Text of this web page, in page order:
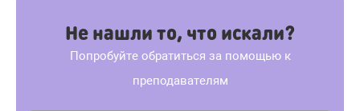
Не нашли то, что искали?
Попробуйте обратиться за помощью к
преподавателям